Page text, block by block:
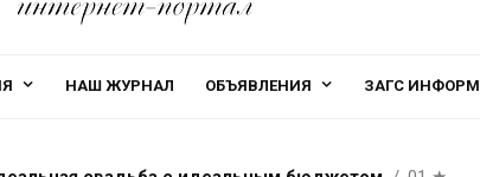
НАШ ЖУРНАЛ ОБЪЯВЛЕНИЯ ЗАГС ИНФОРМ